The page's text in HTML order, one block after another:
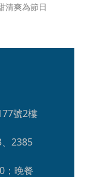
清爽為節日
號2樓
2385
；晚餐